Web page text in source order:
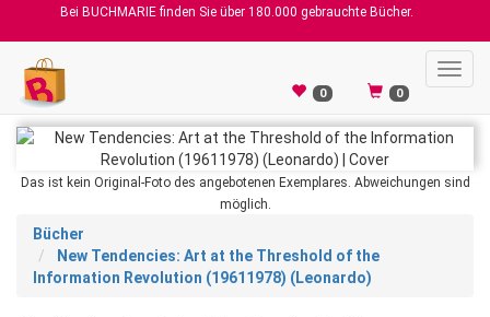
Bei BUCHMARIE finden Sie über 180.000 gebrauchte Bücher.
0 0
Das ist kein Original-Foto des angebotenen Exemplares. Abweichungen sind
möglich.
Bücher
New Tendencies: Art at the Threshold of the
Information Revolution (19611978) (Leonardo)